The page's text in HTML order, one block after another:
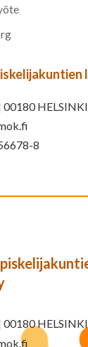
00180 HELSINKI
8
00180 HELSINKI